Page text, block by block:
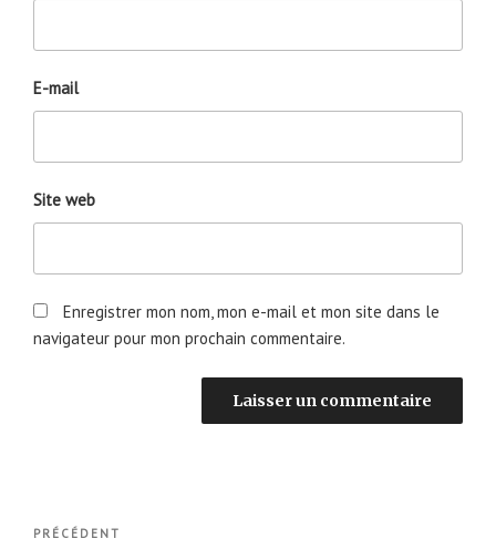
E-mail
Site web
Enregistrer mon nom, mon e-mail et mon site dans le
navigateur pour mon prochain commentaire.
Navigation
Article
PRÉCÉDENT